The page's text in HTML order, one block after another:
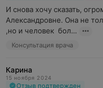
И снова хочу сказать,
Александровне. Она не
,но и человек  бол...
Консультация врача
Карина
15 ноября 2024
Отзыв подтвержден